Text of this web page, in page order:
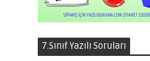
7.Sınıf Yazılı Soruları